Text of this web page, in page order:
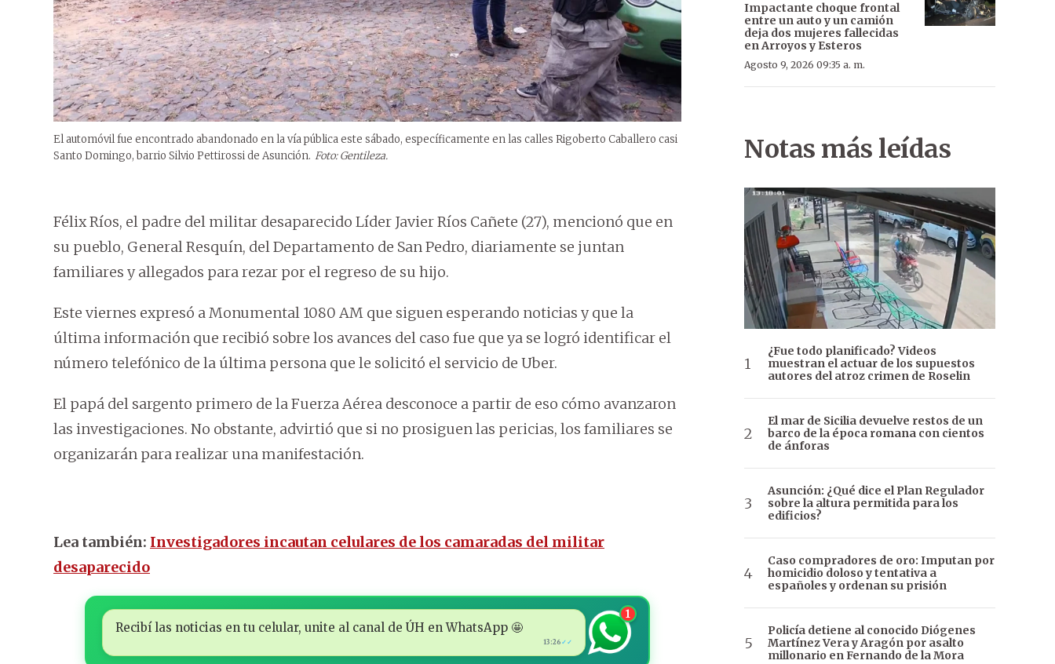
El automóvil fue encontrado abandonado en la vía pública este sábado, específicamente en las calles Rigoberto Caballero casi
Santo Domingo, barrio Silvio Pettirossi de Asunción. Foto: Gentileza.
Félix Ríos, el padre del militar desaparecido Líder Javier Ríos Cañete (27), mencionó que en
su pueblo, General Resquín, del Departamento de San Pedro, diariamente se juntan
familiares y allegados para rezar por el regreso de su hijo.
Este viernes expresó a Monumental 1080 AM que siguen esperando noticias y que la
última información que recibió sobre los avances del caso fue que ya se logró identificar el
número telefónico de la última persona que le solicitó el servicio de Uber.
El papá del sargento primero de la Fuerza Aérea desconoce a partir de eso cómo avanzaron
las investigaciones. No obstante, advirtió que si no prosiguen las pericias, los familiares se
organizarán para realizar una manifestación.
Lea también: Investigadores incautan celulares de los camaradas del militar
desaparecido
Recibí las noticias en tu celular, unite al canal de ÚH en WhatsApp 🤩
13:26 ✓✓
1
Impactante choque frontal
entre un auto y un camión
deja dos mujeres fallecidas
en Arroyos y Esteros
Agosto 9, 2026 09:35 a. m.
Notas más leídas
¿Fue todo planificado? Videos
muestran el actuar de los supuestos
autores del atroz crimen de Roselin
El mar de Sicilia devuelve restos de un
barco de la época romana con cientos
de ánforas
Asunción: ¿Qué dice el Plan Regulador
sobre la altura permitida para los
edificios?
Caso compradores de oro: Imputan por
homicidio doloso y tentativa a
españoles y ordenan su prisión
Policía detiene al conocido Diógenes
Martínez Vera y Aragón por asalto
millonario en Fernando de la Mora